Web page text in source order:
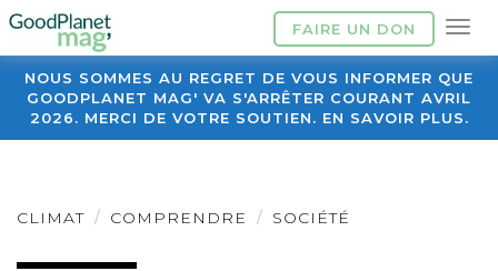
FAIRE UN DON
NOUS SOMMES AU REGRET DE VOUS INFORMER QUE
GOODPLANET MAG' VA S'ARRÊTER COURANT AVRIL
2026. MERCI DE VOTRE SOUTIEN. EN SAVOIR PLUS.
CLIMAT COMPRENDRE SOCIÉTÉ